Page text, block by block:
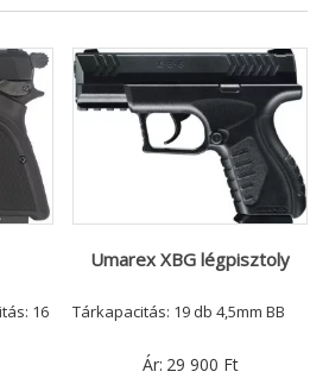
16
Umarex XBG légpisztoly
Tárkapacitás: 19 db 4,5mm BB
Ár: 29 900 Ft